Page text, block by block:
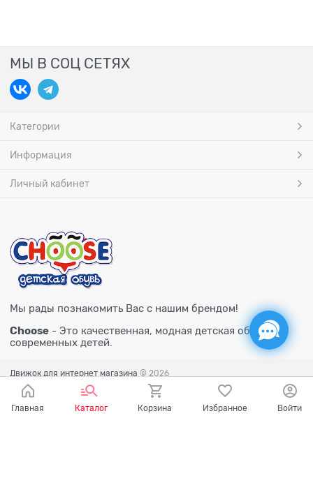
МЫ В СОЦ СЕТЯХ
Категории
Информация
Личный кабинет
Мы рады познакомить Вас с нашим брендом!
Choose - Это качественная, модная детская обувь для
современных детей.
Движок для интернет магазина © 2026
Главная Каталог Корзина Избранное Войти